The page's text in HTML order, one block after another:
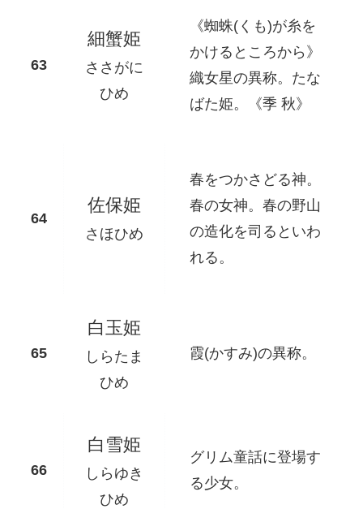
細蟹姫
ささがに
ひめ
《蜘蛛(くも)が糸を
かけるところから》
織女星の異称。たな
ばた姫。《季 秋》
佐保姫
さほひめ
春をつかさどる神。
春の女神。春の野山
の造化を司るといわ
れる。
白玉姫
しらたま
ひめ
霞(かすみ)の異称。
白雪姫
しらゆき
ひめ
グリム童話に登場す
る少女。